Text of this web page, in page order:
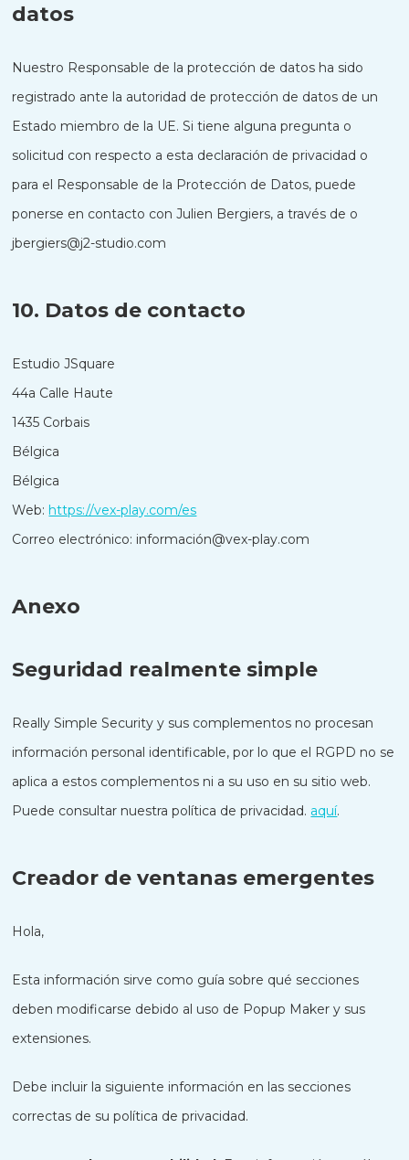
datos
Nuestro Responsable de la protección de datos ha sido
registrado ante la autoridad de protección de datos de un
Estado miembro de la UE. Si tiene alguna pregunta o
solicitud con respecto a esta declaración de privacidad o
para el Responsable de la Protección de Datos, puede
ponerse en contacto con Julien Bergiers, a través de o
jbergiers@j2-studio.com
10. Datos de contacto
Estudio JSquare
44a Calle Haute
1435 Corbais
Bélgica
Bélgica
Web: https://vex-play.com/es
Correo electrónico: información@vex-play.com
Anexo
Seguridad realmente simple
Really Simple Security y sus complementos no procesan
información personal identificable, por lo que el RGPD no se
aplica a estos complementos ni a su uso en su sitio web.
Puede consultar nuestra política de privacidad. aquí.
Creador de ventanas emergentes
Hola,
Esta información sirve como guía sobre qué secciones
deben modificarse debido al uso de Popup Maker y sus
extensiones.
Debe incluir la siguiente información en las secciones
correctas de su política de privacidad.